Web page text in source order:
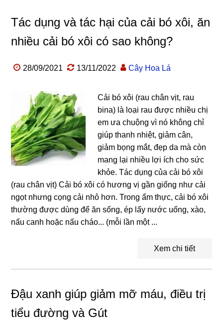
Tác dụng và tác hại của cải bó xôi, ăn
nhiều cải bó xôi có sao không?
28/09/2021 13/11/2022 Cây Hoa Lá
Cải bó xôi (rau chân vịt, rau
bina) là loại rau được nhiều chị
em ưa chuộng vì nó không chỉ
giúp thanh nhiệt, giảm cân,
giảm bọng mắt, đẹp da mà còn
mang lại nhiều lợi ích cho sức
khỏe. Tác dụng của cải bó xôi
(rau chân vịt) Cải bó xôi có hương vị gần giống như cải
ngọt nhưng cọng cải nhỏ hơn. Trong ẩm thực, cải bó xôi
thường được dùng để ăn sống, ép lấy nước uống, xào,
nấu canh hoặc nấu cháo... (mỗi lần một ...
Xem chi tiết
Đậu xanh giúp giảm mỡ máu, điều trị
tiểu đường và Gút